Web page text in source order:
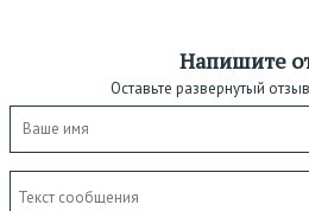
Напишите
Оставьте развернутый